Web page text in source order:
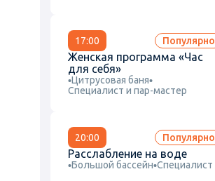
17:00 Популярно
Женская программа «Час
для себя»
Цитрусовая баня
Cпециалист и пар-мастер
20:00 Популярно
Расслабление на воде
Большой бассейн Cпециалист